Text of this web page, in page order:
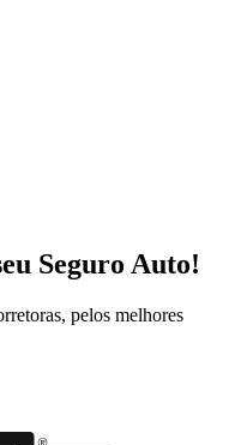
Seguro Auto!
, pelos melhores